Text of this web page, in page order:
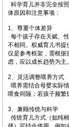
科学育儿并非完全按
体原因和注意事项：
1、尊重个体差异
每个孩子存在天赋、
不相同。权威育儿书提
仅是参考框架，需根据
虑，应以成长趋势为主
2、灵活调整喂养方式
喂养需结合母婴实际
喂食间隔；若孩子频繁
3、兼顾传统与科学
传统育儿方式（如纯